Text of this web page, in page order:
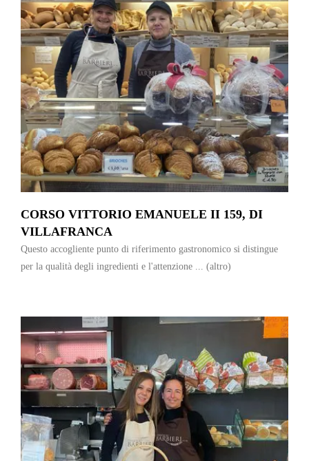
CORSO VITTORIO EMANUELE II 159, DI
VILLAFRANCA
Questo accogliente punto di riferimento gastronomico si distingue
per la qualità degli ingredienti e l'attenzione ... (altro)